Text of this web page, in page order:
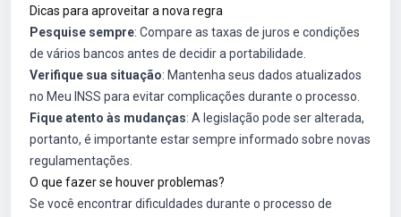
Dicas para aproveitar a nova regra
Pesquise sempre: Compare as taxas de juros e condições
de vários bancos antes de decidir a portabilidade.
Verifique sua situação: Mantenha seus dados atualizados
no Meu INSS para evitar complicações durante o processo.
Fique atento às mudanças: A legislação pode ser alterada,
portanto, é importante estar sempre informado sobre novas
regulamentações.
O que fazer se houver problemas?
Se você encontrar dificuldades durante o processo de